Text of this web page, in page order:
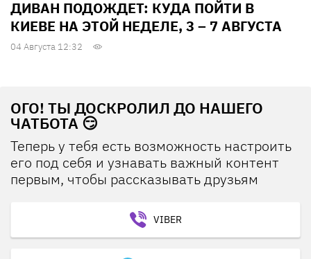
ДИВАН ПОДОЖДЕТ: КУДА ПОЙТИ В
КИЕВЕ НА ЭТОЙ НЕДЕЛЕ, 3 – 7 АВГУСТА
04 Августа 12:32
ОГО! ТЫ ДОСКРОЛИЛ ДО НАШЕГО
ЧАТБОТА 😏
Теперь у тебя есть возможность настроить
его под себя и узнавать важный контент
первым, чтобы рассказывать друзьям
VIBER